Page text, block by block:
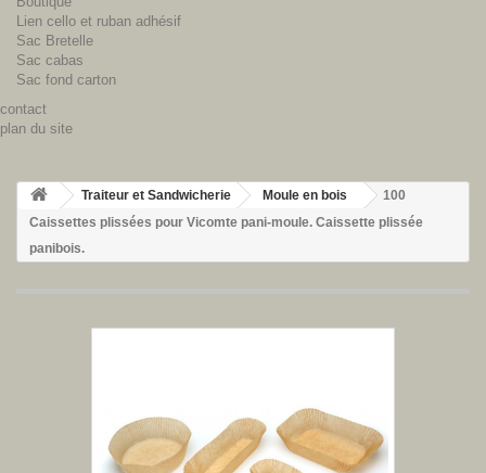
Lien cello et ruban adhésif
Sac Bretelle
Sac cabas
Sac fond carton
contact
plan du site
Traiteur et Sandwicherie Moule en bois
100
Caissettes plissées pour Vicomte pani-moule. Caissette plissée
panibois.